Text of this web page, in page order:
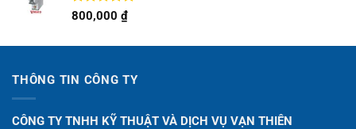
Được xếp
800,000 ₫
THÔNG TIN CÔNG TY
CÔNG TY TNHH KỸ THUẬT VÀ DỊCH VỤ VẠN THIÊN